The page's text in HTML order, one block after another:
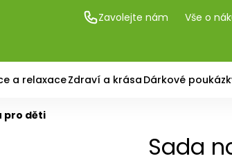
Zavolejte nám Vše o
a relaxaceZdraví a krása Dárkové
pro děti
Sada